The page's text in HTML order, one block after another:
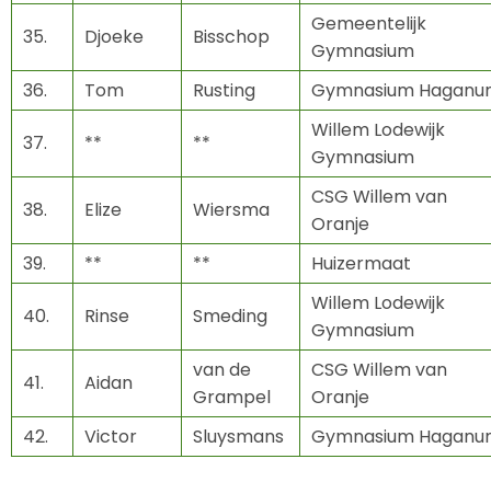
35. Djoeke Bisschop
Gemeentelijk
Gymnasium
36.
Tom Rusting Gymnasium
37. ** **
Willem Lodewijk
Gymnasium
38. Elize Wiersma
CSG Willem van
Oranje
39.
** ** Huizermaat
40. Rinse Smeding
Willem Lodewijk
Gymnasium
41. Aidan
van de
Grampel
CSG Willem van
Oranje
42.
Victor Sluysmans Gymnasium